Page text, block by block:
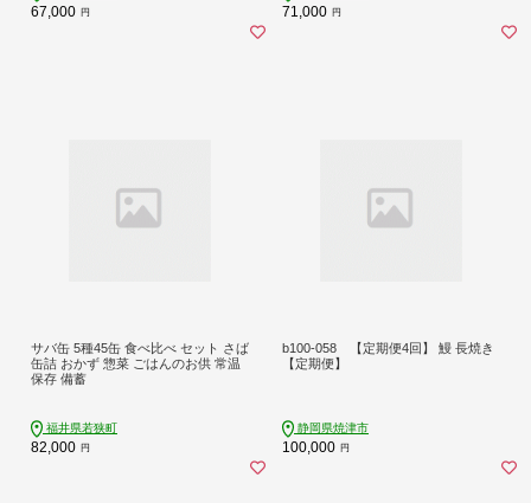
67,000 円 71,000 円
サバ缶 5種45缶 食べ比べ セット さば
缶詰 おかず 惣菜 ごはんのお供 常温
保存 備蓄
福井県若狭町
82,000 円
b100-058 【定期便4回】 鰻 長焼き
【定期便】
静岡県焼津市
100,000 円